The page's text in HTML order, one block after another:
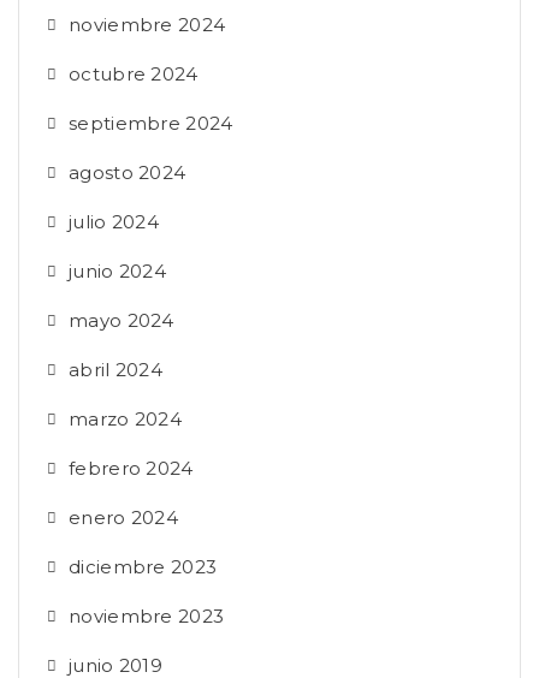
noviembre 2024
octubre 2024
septiembre 2024
agosto 2024
julio 2024
junio 2024
mayo 2024
abril 2024
marzo 2024
febrero 2024
enero 2024
diciembre 2023
noviembre 2023
junio 2019